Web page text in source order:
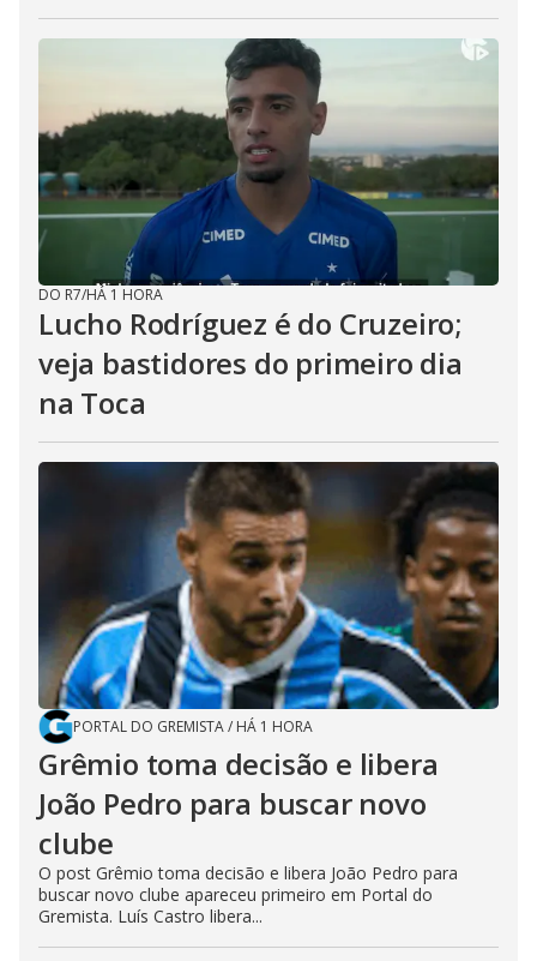
DO R7/HÁ 1 HORA
Lucho Rodríguez é do Cruzeiro;
veja bastidores do primeiro dia
na Toca
PORTAL DO GREMISTA/ HÁ 1 HORA
Grêmio toma decisão e libera
João Pedro para buscar novo
clube
O post Grêmio toma decisão e libera João Pedro para
buscar novo clube apareceu primeiro em Portal do
Gremista. Luís Castro libera...